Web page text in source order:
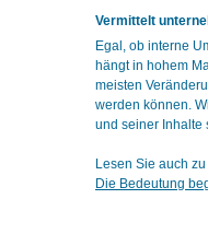
Vermittelt
Egal, ob interne
hängt in hohem
meisten
werden können.
und seiner Inhalte
Lesen Sie auch
Die Bedeutung